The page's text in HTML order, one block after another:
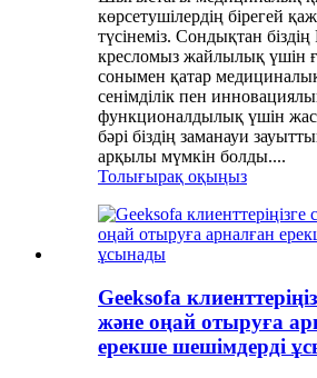
көрсетушілердің бірегей
түсінеміз. Сондықтан
кресломыз жайлылық үшін
сонымен қатар
сенімділік пен
функционалдылық үшін
бәрі біздің заманауи
арқылы мүмкін болды....
Толығырақ оқыңыз
Geeksofa
және оңай отыруға
ерекше шешімдерді